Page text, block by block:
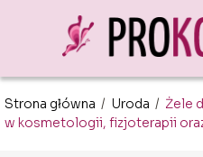
Strona główna / Uroda / Żele
w kosmetologii, fizjoterapii